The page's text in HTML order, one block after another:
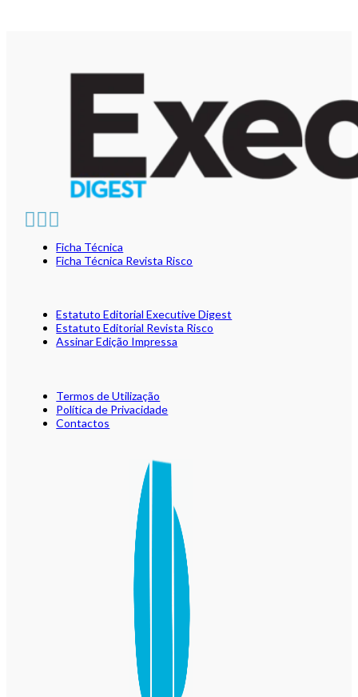
Ficha Técnica
Ficha Técnica Revista Risco
Estatuto Editorial Executive Digest
Estatuto Editorial Revista Risco
Assinar Edição Impressa
Termos de Utilização
Política de Privacidade
Contactos